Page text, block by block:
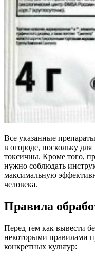
Все указанные
в огороде, поскольку
токсичны. Кроме того,
нужно соблюдать
максимальную
человека.
Правила
Перед тем как вывести
некоторыми правилами
конкретных культур: